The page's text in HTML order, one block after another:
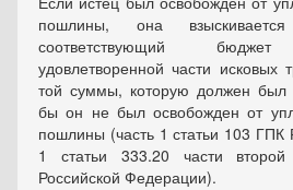
пошлины, она
соответствующий бюджет
удовлетворенной части исковых
той суммы, которую должен был
бы он не был освобожден от
пошлины (часть 1 статьи 103 ГПК
1 статьи 333.20 части второй
Российской Федерации).